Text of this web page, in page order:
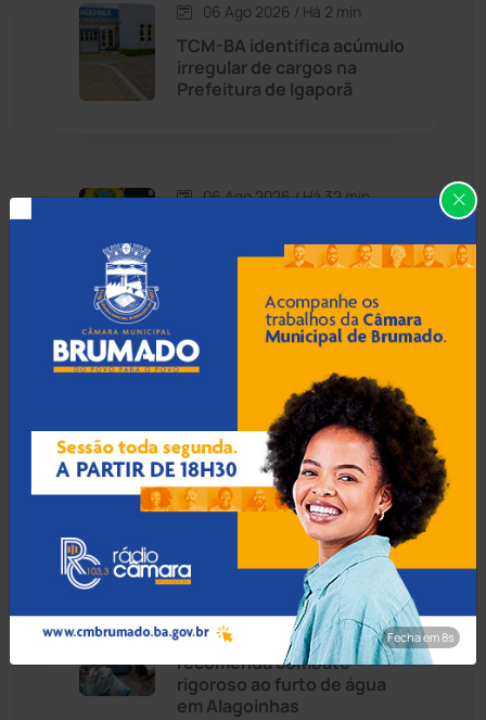
Candiba
Cândido Sales
Carinhanha (299)
Caturama (65)
Chapada Diamantina (430)
Condeúba (133)
Contendas do Sincorá (79)
Cordeiros (49)
Dom Basílio (391)
Economia (1235)
Educação (232)
06 Ago 2026 / Há 2 min
TCM-BA identifica acúmulo
irregular de cargos na
Prefeitura de Igaporã
06 Ago 2026 / Há 32 min
irregular de aves leva à
prisão de procurado pela
Justiça na BR-242
06 Ago 2026 / Há 1 hora
Avanço nas obras da Ponte
do São Félix exige
adequação na rede elétrica
de Brumado
06 Ago 2026 / Há 1 hora
Ministério Público
recomenda combate
rigoroso ao furto de água
em Alagoinhas
Fecha em 7s